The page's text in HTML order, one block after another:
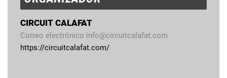
CIRCUIT CALAFAT
Correo electrónico info@circuitcalafat.com
https://circuitcalafat.com/